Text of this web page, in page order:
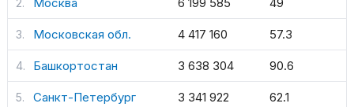
Московская обл. 4 417 160 57.3
Башкортостан 3 638 304 90.6
Санкт-Петербург 3 341 922 62.1